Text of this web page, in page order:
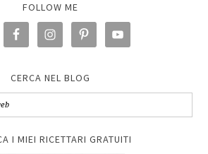
FOLLOW ME
CERCA NEL BLOG
I MIEI RICETTARI GRATUITI